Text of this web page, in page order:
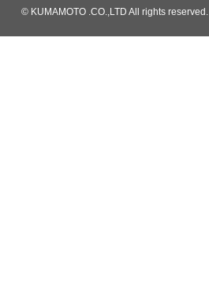
© KUMAMOTO .CO.,LTD All rights reserved.